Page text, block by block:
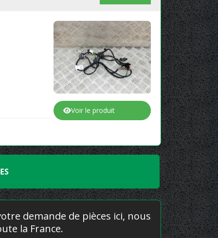
Voir le produit
demande de pièces ici, nous
la France.